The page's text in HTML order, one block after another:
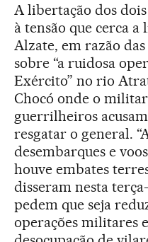
A libertação dos
à tensão que cerca
Alzate, em razão
sobre “a ruidosa
Exército” no rio
Chocó onde o
guerrilheiros
resgatar o general.
desembarques e
houve embates
disseram nesta
pedem que seja
operações militares